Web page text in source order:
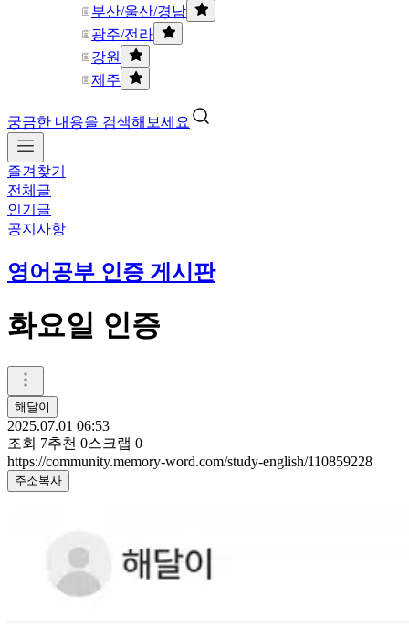
부산/울산/경남
광주/전라
강원
제주
궁금한 내용을 검색해보세요
즐겨찾기
전체글
인기글
공지사항
영어공부 인증 게시판
화요일 인증
해달이
2025.07.01 06:53
조회 7추천 0스크랩 0
https://community.memory-word.com/study-english/110859228
주소복사